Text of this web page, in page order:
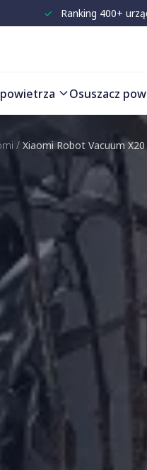
✓ Ranking 400+
Osuszacz
/ Xiaomi Robot Vacuum X20